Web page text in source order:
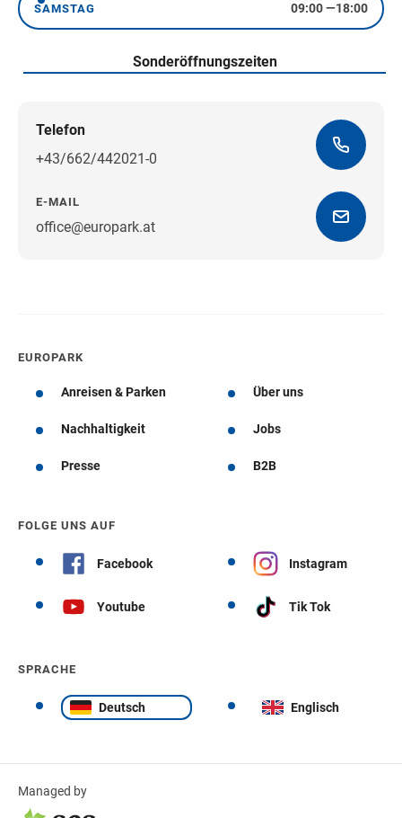
Samstag
SAMSTAG 09:00—18:00
Sonderöffnungszeiten
Telefon
+43/662/442021-0
E-MAIL
office@europark.atWegbeschreibung erhalten
EUROPARK
Anreisen & Parken Über uns
Nachhaltigkeit Jobs
Presse B2B
FOLGE UNS AUF
Facebook Instagram
Youtube Tik Tok
SPRACHE
Deutsch Englisch
Managed by